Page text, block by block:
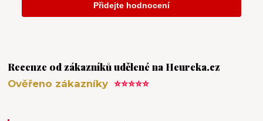
Recenze od zákazníků udělené na Heureka.cz
Ověřeno zákazníky⭐⭐⭐⭐⭐